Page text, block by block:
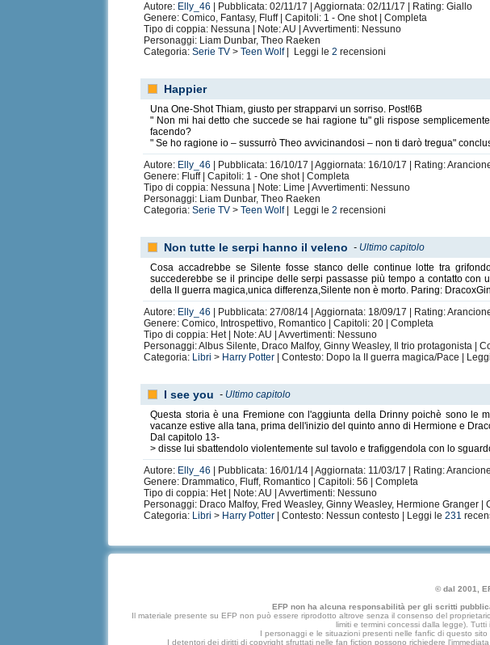
Autore: Elly_46
| Pubblicata: 02/11/17 | Aggiornata: 02/11/17 | Rating: Giallo
Genere: Comico, Fantasy, Fluff | Capitoli: 1 - One shot | Completa
Tipo di coppia: Nessuna | Note: AU | Avvertimenti: Nessuno
Personaggi: Liam Dunbar, Theo Raeken
Categoria:Serie TV >Teen Wolf| Leggi le2 recensioni
Happier
Una One-Shot Thiam, giusto per strapparvi un sorriso. Post!6B
" Non mi hai detto che succede se hai ragione tu" gli rispose
facendo?
" Se ho ragione io – sussurrò Theo avvicinandosi – non ti darò tregua"
Autore: Elly_46
| Pubblicata: 16/10/17 | Aggiornata: 16/10/17 | Rating:
Genere: Fluff | Capitoli: 1 - One shot | Completa
Tipo di coppia: Nessuna | Note: Lime | Avvertimenti: Nessuno
Personaggi: Liam Dunbar, Theo Raeken
Categoria:Serie TV >Teen Wolf| Leggi le2 recensioni
Non tutte le serpi hanno il veleno - Ultimo capitolo
Cosa accadrebbe se Silente fosse stanco delle continue lotte tra
succederebbe se il principe delle serpi passasse più tempo a contatto
della II guerra magica,unica differenza,Silente non è morto. Paring:
Autore: Elly_46
| Pubblicata: 27/08/14 | Aggiornata: 18/09/17 | Rating:
Genere: Comico, Introspettivo, Romantico | Capitoli: 20 | Completa
Tipo di coppia: Het | Note: AU | Avvertimenti: Nessuno
Personaggi: Albus Silente, Draco Malfoy, Ginny Weasley, Il trio protagonista |
Categoria: Libri > Harry Potter | Contesto: Dopo la II guerra magica/Pace |
I see you - Ultimo capitolo
Questa storia è una Fremione con l'aggiunta della Drinny poichè sono le
vacanze estive alla tana, prima dell'inizio del quinto anno di Hermione e
Dal capitolo 13-
> disse lui sbattendolo violentemente sul tavolo e trafiggendola con lo
Autore: Elly_46
| Pubblicata: 16/01/14 | Aggiornata: 11/03/17 | Rating: Arancione
Genere: Drammatico, Fluff, Romantico | Capitoli: 56 | Completa
Tipo di coppia: Het | Note: AU | Avvertimenti: Nessuno
Personaggi: Draco Malfoy, Fred Weasley, Ginny Weasley, Hermione Granger
Categoria: Libri > Harry Potter | Contesto: Nessun contesto | Leggi le231
© dal 2001,
EFP non ha alcuna responsabilità per gli scritti
Il materiale presente su EFP non può essere riprodotto altrove senza il consenso del
limiti e termini concessi dalla legge).
I personaggi e le situazioni presenti nelle fanfic di questo
I detentori dei diritti di copyright sfruttati nelle fan fiction possono richiedere